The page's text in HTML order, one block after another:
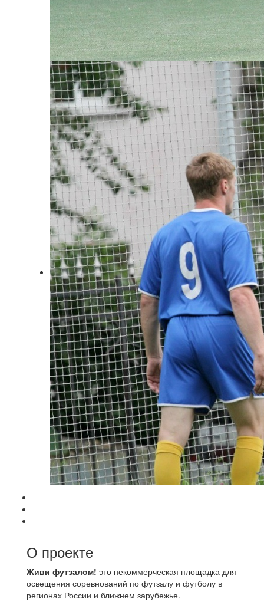
О проекте
Живи футзалом! это некоммерческая площадка для
освещения соревнований по футзалу и футболу в
регионах России и ближнем зарубежье.